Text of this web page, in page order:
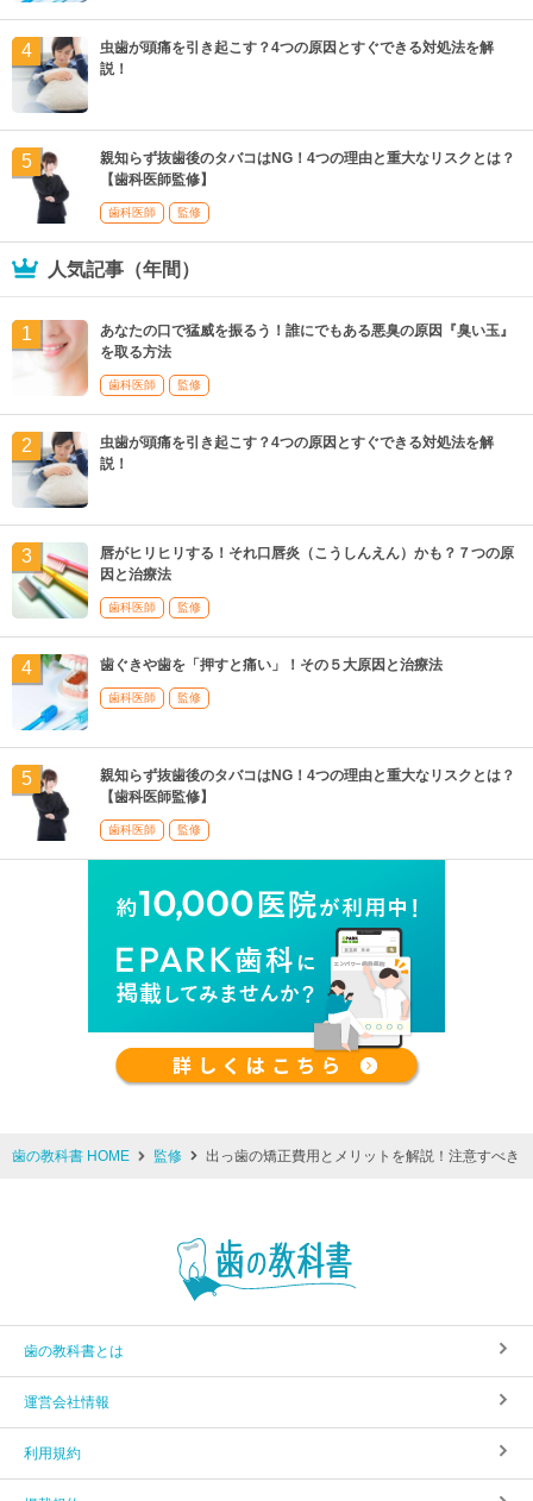
虫歯が頭痛を引き起こす？4つの原因とすぐできる対処法を解
説！
親知らず抜歯後のタバコはNG！4つの理由と重大なリスクとは？
【歯科医師監修】
歯科医師 監修
人気記事（年間）
あなたの口で猛威を振るう！誰にでもある悪臭の原因『臭い玉』
を取る方法
歯科医師 監修
虫歯が頭痛を引き起こす？4つの原因とすぐできる対処法を解
説！
唇がヒリヒリする！それ口唇炎（こうしんえん）かも？７つの原
因と治療法
歯科医師 監修
歯ぐきや歯を「押すと痛い」！その５大原因と治療法
歯科医師 監修
親知らず抜歯後のタバコはNG！4つの理由と重大なリスクとは？
【歯科医師監修】
歯科医師 監修
歯の教科書 HOME 監修 出っ歯の矯正費用とメリットを解説！注意すべき
歯の教科書とは
運営会社情報
利用規約